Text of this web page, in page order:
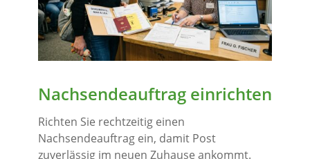
Nachsendeauftrag einrichten
Richten Sie rechtzeitig einen
Nachsendeauftrag ein, damit Post
zuverlässig im neuen Zuhause ankommt.